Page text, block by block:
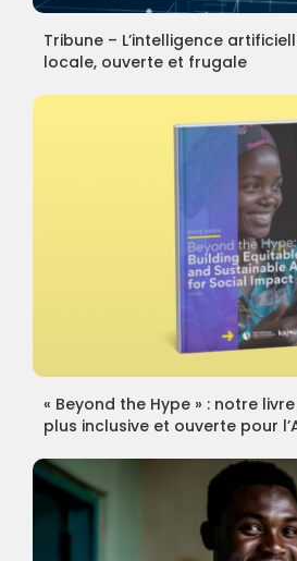
Tribune – L’intelligence
locale, ouverte et frugale
« Beyond the Hype » : notre
plus inclusive et ouverte pour